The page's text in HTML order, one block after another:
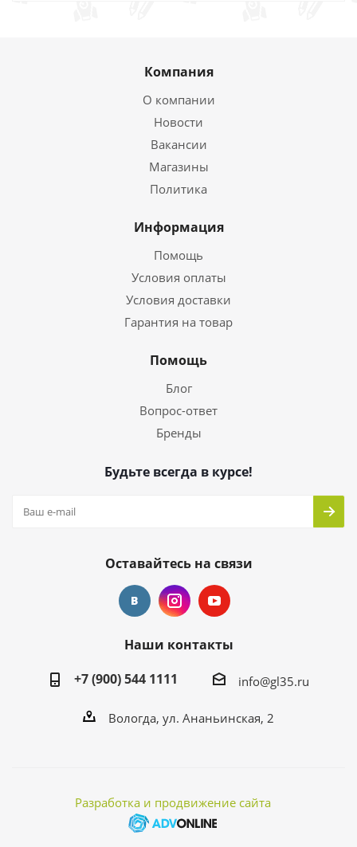
Компания
О компании
Новости
Вакансии
Магазины
Политика
Информация
Помощь
Условия оплаты
Условия доставки
Гарантия на товар
Помощь
Блог
Вопрос-ответ
Бренды
Будьте всегда в курсе!
Оставайтесь на связи
Наши контакты
+7 (900) 544 1111
info@gl35.ru
Вологда, ул. Ананьинская, 2
Разработка и продвижение сайта